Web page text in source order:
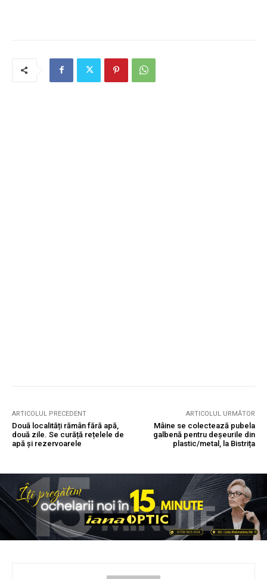
ARTICOLUL PRECEDENT
Două localități rămân fără apă,
două zile. Se curăță rețelele de
apă și rezervoarele
ARTICOLUL URMĂTOR
Mâine se colectează pubela
galbenă pentru deșeurile din
plastic/metal, la Bistrița